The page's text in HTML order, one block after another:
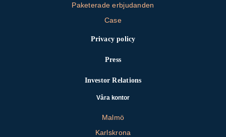
Paketerade erbjudanden
Case
Privacy policy
Press
Investor Relations
Våra kontor
Malmö
Karlskrona